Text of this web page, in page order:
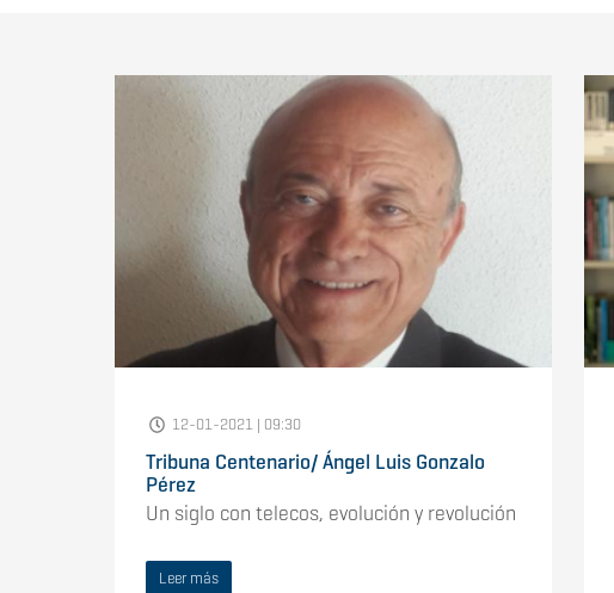
12-01-2021 | 09:30
Tribuna Centenario/ Ángel Luis Gonzalo
Pérez
Un siglo con telecos, evolución y revolución
Leer más